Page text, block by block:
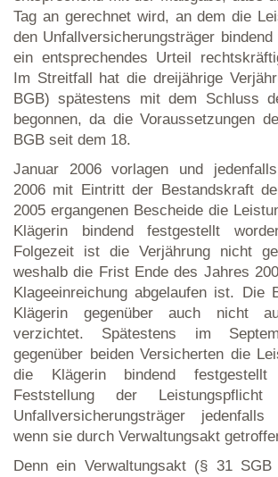
Tag an gerechnet wird, an dem die
den Unfallversicherungsträger
ein entsprechendes Urteil
Im Streitfall hat die dreijährige
BGB) spätestens mit dem Schluss
begonnen, da die Voraussetzungen
BGB seit dem 18.
Januar 2006 vorlagen und
2006 mit Eintritt der Bestandskraft
2005 ergangenen Bescheide die
Klägerin bindend festgestellt
Folgezeit ist die Verjährung nicht
weshalb die Frist Ende des Jahres
Klageeinreichung abgelaufen ist. Die
Klägerin gegenüber auch nicht
verzichtet. Spätestens im
gegenüber beiden Versicherten die
die Klägerin bindend
Feststellung der
Unfallversicherungsträger
wenn sie durch Verwaltungsakt
Denn ein Verwaltungsakt (§ 31